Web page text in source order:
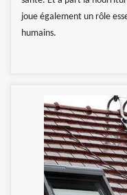
joue également un rôle
humains.